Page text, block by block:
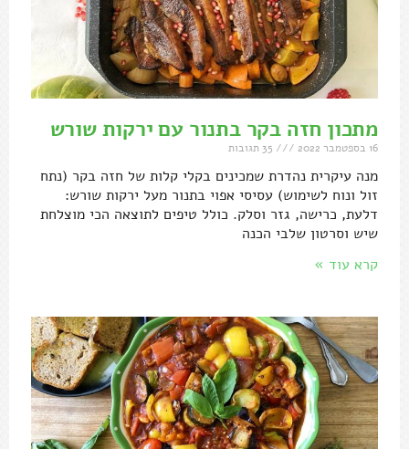
מתכון חזה בקר בתנור עם ירקות שורש
16 בספטמבר 2022
מנה עיקרית נהדרת שמכינים בקלי קלות של חזה בקר (נתח
זול ונוח לשימוש) עסיסי אפוי בתנור מעל ירקות שורש:
דלעת, כרישה, גזר וסלק. כולל טיפים לתוצאה הכי מוצלחת
שיש וסרטון שלבי הכנה
קרא עוד »